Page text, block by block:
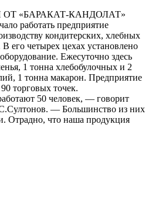
«БАРАКАТ-КАНДОЛАТ»
работать предприятие
кондитерских, хлебных
его четырех цехах установлено
Ежесуточно здесь
1 тонна хлебобулочных и 2
1 тонна макарон. Предприятие
торговых точек.
50 человек, — говорит
С.Султонов. — Большинство из них
Отрадно, что наша продукция